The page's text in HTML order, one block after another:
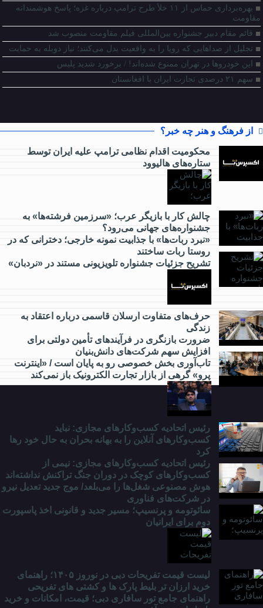
بهره‌برداری حماس از ۱۱ خلأ طرح ترامپ درباره غزه؛ پاسخ هوشمندانه
مقاومت
قائم مقام دبیر جشنواره بین‌المللی فیلم مقاومت منصوب شد
تجلیل از صداهایی که رویا را به واقعیت بدل می‌کنند؛ نیاز دوبله به حمایت
این خودروها در تهران ممنوع شده‌اند! / برخورد شدید پلیس
سهم ۲۱ درصدی تجارت ایران با افغانستان
از فرهنگ و هنر چه خبر؟
محکومیت اقدام نظامی ترامپ علیه ایران توسط
ستاره‌های هالیوود
چالش کار با بازیگر عرب؛ «سرزمین فرشته‌ها» به
جشنواره‌های جهانی می‌رود؟
«نبرد ربات‌ها» با جذابیت نمونه خارجی؛ دخترانی که در
روستا ربات ساختند
تشریح جزئیات جشنواره‌ تلویزیونی مستند در «نردبان»
حرف‌های متفاوت ارسلان قاسمی درباره اعتقاد به
زندگی
از
کارآفرینی
چه خبر؟
ضرورت بازنگری در فرآیندهای تأمین دولتی برای
افزایش سهم شرکت‌های دانش‌بنیان
تاب‌آوری بخش خصوصی رو به پایان است / «اینترنت
پرو» گرهی از بازار تجارت الکترونیک باز نمی‌کند
رئیس اتحادیه کسب‌وکارهای مجازی: نباید
کسب‌وکارهای آنلاین را به بهانه بحران به حال خود رها
کرد
رئیس اتحادیه کسب‌وکارهای مجازی: نیمی از
کسب‌وکارهای کوچک در دوران جنگ‌ تراکنش نداشته‌اند
هوش مصنوعی شغل‌ها را می‌بلعد/ موج جدید تعدیل نیرو
در شرکت‌های فناوری
از
گردشگری
سائوتومه و پرنسیپ؛ مسیر جدید و قانونی اخذ پاسپورت
دوم برای ایرانیان
لیست قیمت تفریحات دبی در نوروز ۱۴۰۵؛ راهنمای
خرید ارزان تر بلیط پارک ها و کشتی های تفریحی
راهنمای جامع تور سافاری دبی؛ قیمت، امکانات و خرید
از
مدارس
دانشگاه
چه
خبر؟